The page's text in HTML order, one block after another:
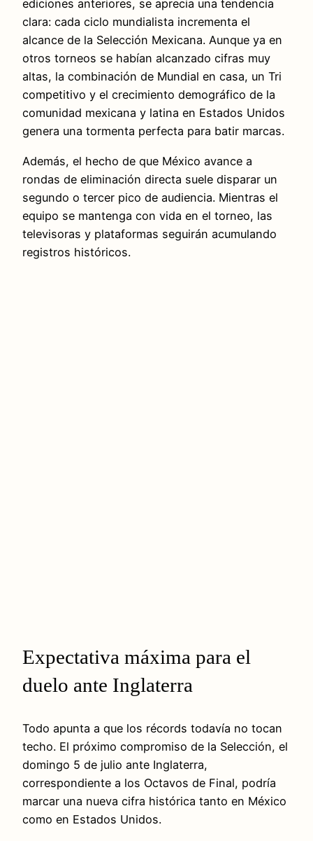
ediciones anteriores, se aprecia una tendencia
clara: cada ciclo mundialista incrementa el
alcance de la Selección Mexicana. Aunque ya en
otros torneos se habían alcanzado cifras muy
altas, la combinación de Mundial en casa, un Tri
competitivo y el crecimiento demográfico de la
comunidad mexicana y latina en Estados Unidos
genera una tormenta perfecta para batir marcas.
Además, el hecho de que México avance a
rondas de eliminación directa suele disparar un
segundo o tercer pico de audiencia. Mientras el
equipo se mantenga con vida en el torneo, las
televisoras y plataformas seguirán acumulando
registros históricos.
Expectativa máxima para el
duelo ante Inglaterra
Todo apunta a que los récords todavía no tocan
techo. El próximo compromiso de la Selección, el
domingo 5 de julio ante Inglaterra,
correspondiente a los Octavos de Final, podría
marcar una nueva cifra histórica tanto en México
como en Estados Unidos.